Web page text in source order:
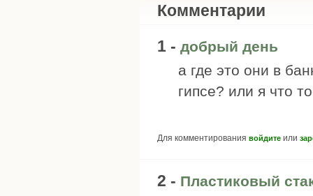
Комментарии
1 - добрый день
а где это они в
гипсе? или я что
Для комментирования войдите или
2 - Пластиковый